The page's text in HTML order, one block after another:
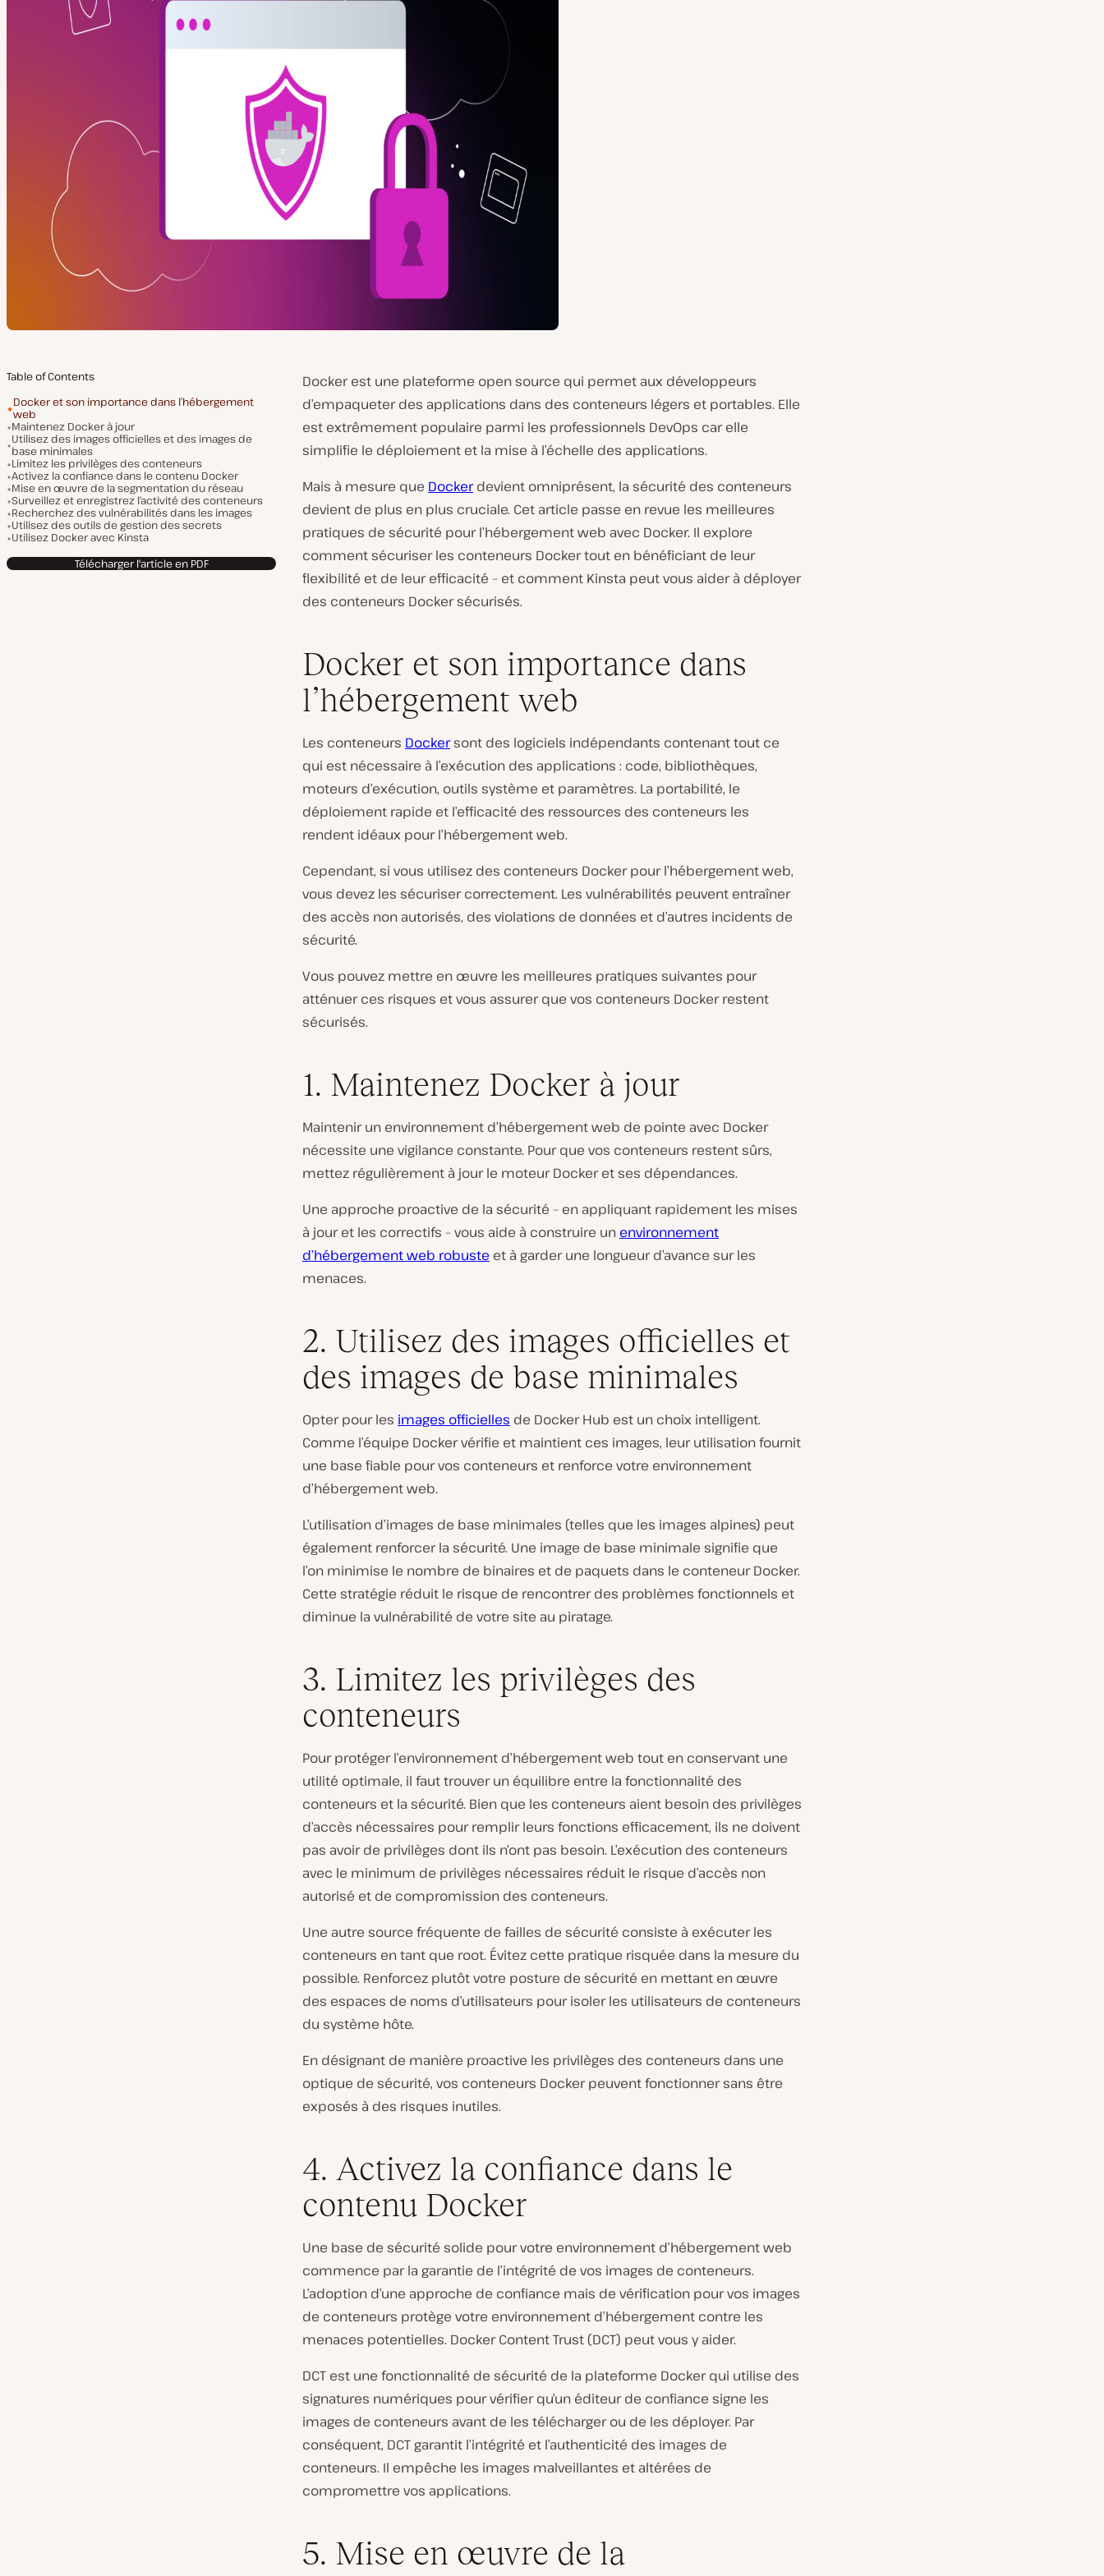
Table of Contents
Docker et son importance dans l’hébergement
web
Maintenez Docker à jour
Utilisez des images officielles et des images de
base minimales
Limitez les privilèges des conteneurs
Activez la confiance dans le contenu Docker
Mise en œuvre de la segmentation du réseau
Surveillez et enregistrez l’activité des conteneurs
Recherchez des vulnérabilités dans les images
Utilisez des outils de gestion des secrets
Utilisez Docker avec Kinsta
Télécharger l'article en PDF
Docker est une plateforme open source qui permet aux développeurs
d’empaqueter des applications dans des conteneurs légers et portables. Elle
est extrêmement populaire parmi les professionnels DevOps car elle
simplifie le déploiement et la mise à l’échelle des applications.
Mais à mesure que Dockerdevient omniprésent, la sécurité des conteneurs
devient de plus en plus cruciale. Cet article passe en revue les meilleures
pratiques de sécurité pour l’hébergement web avec Docker. Il explore
comment sécuriser les conteneurs Docker tout en bénéficiant de leur
flexibilité et de leur efficacité – et comment Kinsta peut vous aider à déployer
des conteneurs Docker sécurisés.
Docker et son importance dans
l’hébergement web
Les conteneurs Dockersont des logiciels indépendants contenant tout ce
qui est nécessaire à l’exécution des applications : code, bibliothèques,
moteurs d’exécution, outils système et paramètres. La portabilité, le
déploiement rapide et l’efficacité des ressources des conteneurs les
rendent idéaux pour l’hébergement web.
Cependant, si vous utilisez des conteneurs Docker pour l’hébergement web,
vous devez les sécuriser correctement. Les vulnérabilités peuvent entraîner
des accès non autorisés, des violations de données et d’autres incidents de
sécurité.
Vous pouvez mettre en œuvre les meilleures pratiques suivantes pour
atténuer ces risques et vous assurer que vos conteneurs Docker restent
sécurisés.
1. Maintenez Docker à jour
Maintenir un environnement d’hébergement web de pointe avec Docker
nécessite une vigilance constante. Pour que vos conteneurs restent sûrs,
mettez régulièrement à jour le moteur Docker et ses dépendances.
Une approche proactive de la sécurité – en appliquant rapidement les mises
à jour et les correctifs – vous aide à construire un environnement
d’hébergement web robuste et à garder une longueur d’avance sur les
menaces.
2. Utilisez des images officielles et
des images de base minimales
Opter pour les images officielles de Docker Hub est un choix intelligent.
Comme l’équipe Docker vérifie et maintient ces images, leur utilisation fournit
une base fiable pour vos conteneurs et renforce votre environnement
d’hébergement web.
L’utilisation d’images de base minimales (telles que les images alpines) peut
également renforcer la sécurité. Une image de base minimale signifie que
l’on minimise le nombre de binaires et de paquets dans le conteneur Docker.
Cette stratégie réduit le risque de rencontrer des problèmes fonctionnels et
diminue la vulnérabilité de votre site au piratage.
3. Limitez les privilèges des
conteneurs
Pour protéger l’environnement d’hébergement web tout en conservant une
utilité optimale, il faut trouver un équilibre entre la fonctionnalité des
conteneurs et la sécurité. Bien que les conteneurs aient besoin des privilèges
d’accès nécessaires pour remplir leurs fonctions efficacement, ils ne doivent
pas avoir de privilèges dont ils n’ont pas besoin. L’exécution des conteneurs
avec le minimum de privilèges nécessaires réduit le risque d’accès non
autorisé et de compromission des conteneurs.
Une autre source fréquente de failles de sécurité consiste à exécuter les
conteneurs en tant que root. Évitez cette pratique risquée dans la mesure du
possible. Renforcez plutôt votre posture de sécurité en mettant en œuvre
des espaces de noms d’utilisateurs pour isoler les utilisateurs de conteneurs
du système hôte.
En désignant de manière proactive les privilèges des conteneurs dans une
optique de sécurité, vos conteneurs Docker peuvent fonctionner sans être
exposés à des risques inutiles.
4. Activez la confiance dans le
contenu Docker
Une base de sécurité solide pour votre environnement d’hébergement web
commence par la garantie de l’intégrité de vos images de conteneurs.
L’adoption d’une approche de confiance mais de vérification pour vos images
de conteneurs protège votre environnement d’hébergement contre les
menaces potentielles. Docker Content Trust (DCT) peut vous y aider.
DCT est une fonctionnalité de sécurité de la plateforme Docker qui utilise des
signatures numériques pour vérifier qu’un éditeur de confiance signe les
images de conteneurs avant de les télécharger ou de les déployer. Par
conséquent, DCT garantit l’intégrité et l’authenticité des images de
conteneurs. Il empêche les images malveillantes et altérées de
compromettre vos applications.
5. Mise en œuvre de la